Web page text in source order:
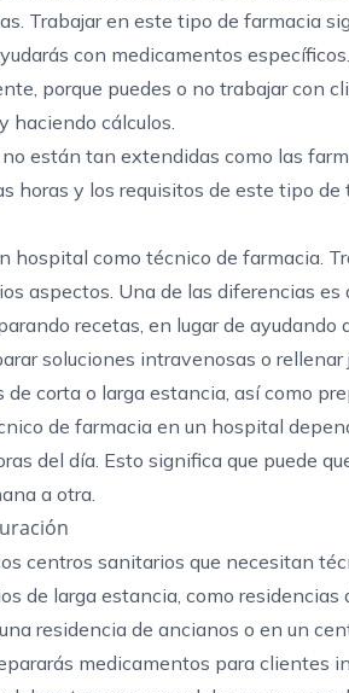
Trabajar en este tipo de farmacia
con medicamentos
porque puedes o no trabajar con
haciendo cálculos.
están tan extendidas como las
horas y los requisitos de este tipo
hospital como técnico de farmacia.
aspectos. Una de las diferencias
recetas, en lugar de
soluciones intravenosas o
corta o larga estancia, así como
de farmacia en un hospital
del día. Esto significa que puede
a otra.
centros sanitarios que necesitan
de larga estancia, como
residencia de ancianos o en un
medicamentos para clientes